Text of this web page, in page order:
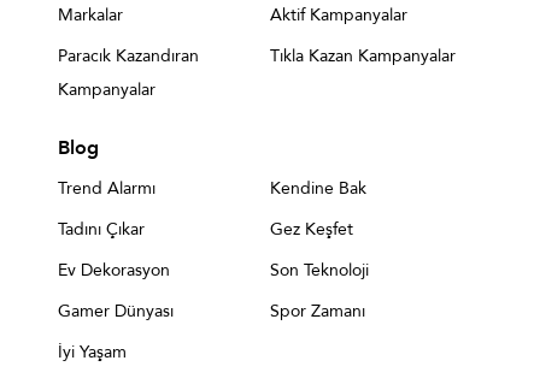
Markalar
Aktif Kampanyalar
Paracık Kazandıran
Kampanyalar
Tıkla Kazan Kampanyalar
Blog
Trend Alarmı
Kendine Bak
Tadını Çıkar
Gez Keşfet
Ev Dekorasyon
Son Teknoloji
Gamer Dünyası
Spor Zamanı
İyi Yaşam